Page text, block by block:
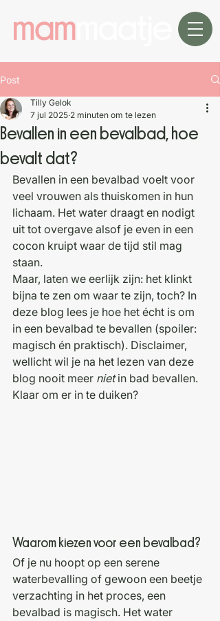
Post
Bevallen in een bevalbad, hoe
bevalt dat?
Tilly Gelok
7 jul 2025 2 minuten om te lezen
Bevallen in een bevalbad voelt voor
veel vrouwen als thuiskomen in hun
lichaam. Het water draagt en nodigt
uit tot overgave alsof je even in een
cocon kruipt waar de tijd stil mag
staan.
Maar, laten we eerlijk zijn: het klinkt
bijna te zen om waar te zijn, toch? In
deze blog lees je hoe het écht is om
in een bevalbad te bevallen (spoiler:
magisch én praktisch). Disclaimer,
wellicht wil je na het lezen van deze
blog nooit meer niet in bad bevallen.
Klaar om er in te duiken?
Waarom kiezen voor een bevalbad?
Of je nu hoopt op een serene
waterbevalling of gewoon een beetje
verzachting in het proces, een
bevalbad is magisch. Het water